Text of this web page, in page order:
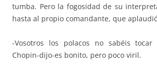
tumba. Pero la fogosidad de su
hasta al propio comandante, que
-Vosotros los polacos no sabéis
Chopin-dijo-es bonito, pero poco viril.